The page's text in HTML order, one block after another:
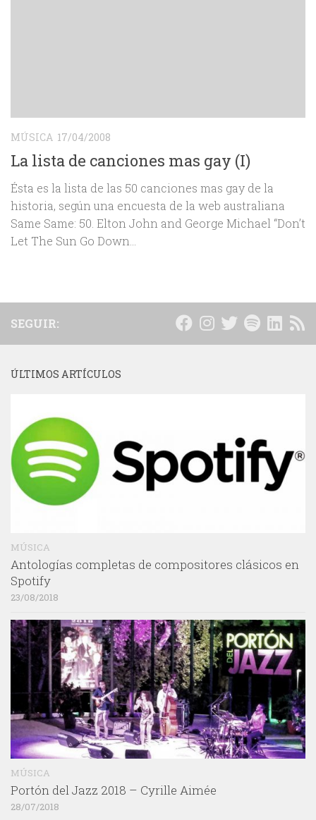
MÚSICA 17/04/2008
La lista de canciones mas gay (I)
Ésta es la lista de las 50 canciones mas gay de la
historia, según una encuesta de la web australiana
Same Same: 50. Elton John and George Michael “Don’t
Let The Sun Go Down...
SEGUIR:
ÚLTIMOS ARTÍCULOS
MÚSICA
Antologías completas de compositores clásicos en
Spotify
23/08/2018
MÚSICA
Portón del Jazz 2018 – Cyrille Aimée
28/07/2018